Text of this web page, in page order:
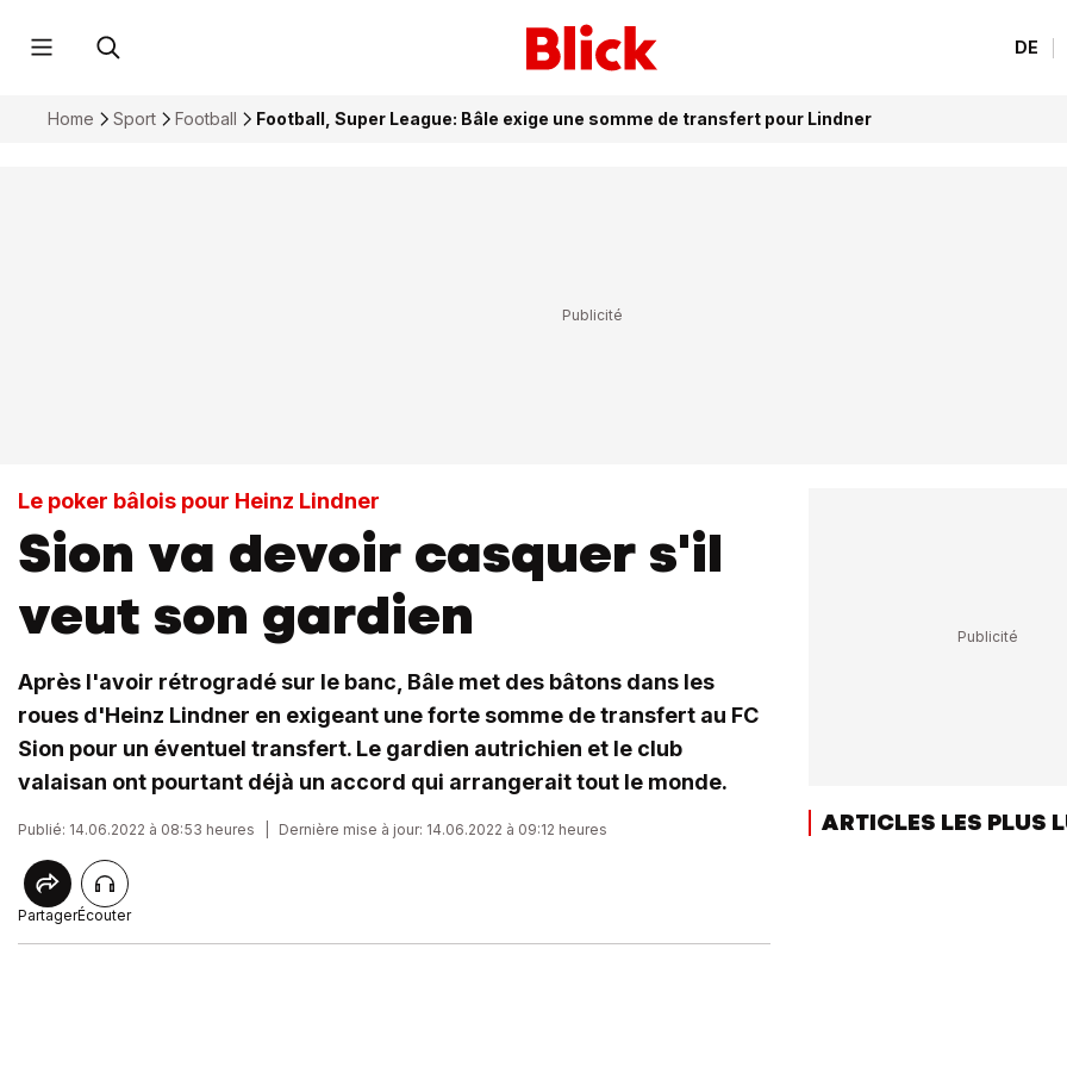
DE
Home Sport Football Football, Super League: Bâle exige une somme de transfert pour Lindner
Le poker bâlois pour Heinz Lindner
Sion va devoir casquer s'il
veut son gardien
Après l'avoir rétrogradé sur le banc, Bâle met des bâtons dans les
roues d'Heinz Lindner en exigeant une forte somme de transfert au FC
Sion pour un éventuel transfert. Le gardien autrichien et le club
valaisan ont pourtant déjà un accord qui arrangerait tout le monde.
Publié: 14.06.2022 à 08:53 heures Dernière mise à jour: 14.06.2022 à 09:12 heures
PartagerÉcouter
ARTICLES LES PLUS